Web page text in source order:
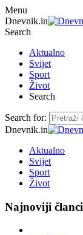
Menu
Dnevnik.in
Search
Aktualno
Svijet
Sport
Život
Search
Search for:
Dnevnik.in
Aktualno
Svijet
Sport
Život
Najnoviji članci